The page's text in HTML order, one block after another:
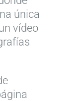
única
vídeo